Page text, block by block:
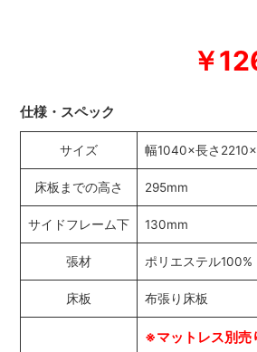
￥
仕様・スペック
サイズ 幅1040×長さ
床板までの高さ 295mm
サイドフレーム下 130mm
張材 ポリエステル100%
床板 布張り床板
※マットレス別売